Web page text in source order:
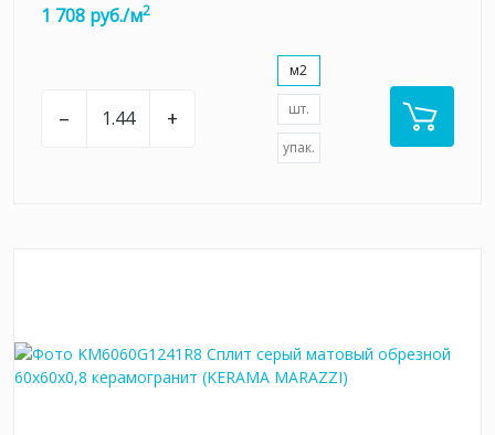
1 708 руб./м2
– +
м2
шт.
упак.